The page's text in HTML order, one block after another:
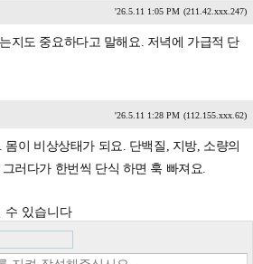
'26.5.11 1:05 PM (211.42.xxx.247)
지도 중요하다고 말해요. 저녁에 가급적 단
'26.5.11 1:28 PM (112.155.xxx.62)
이 비상상태가 되요. 단백질, 지방, 소량의
러다가 한번씩 단식 하면 훅 빠져요.
수 있습니다